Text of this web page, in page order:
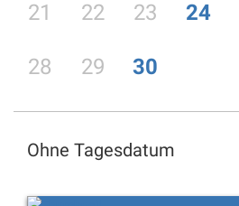
21 22 23 24
28 29 30
Ohne Tagesdatum